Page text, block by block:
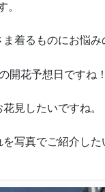
。
着るものにお悩み
開花予想日ですね
見したいですね。
写真でご紹介した